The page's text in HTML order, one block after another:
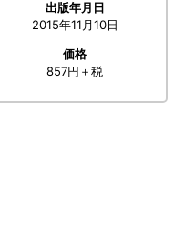
出版年月日
2015年11月10日
価格
857円＋税